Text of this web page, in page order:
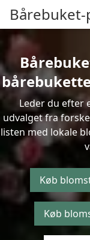
Leder du efter
udvalget fra
listen med lokale
Køb
Køb